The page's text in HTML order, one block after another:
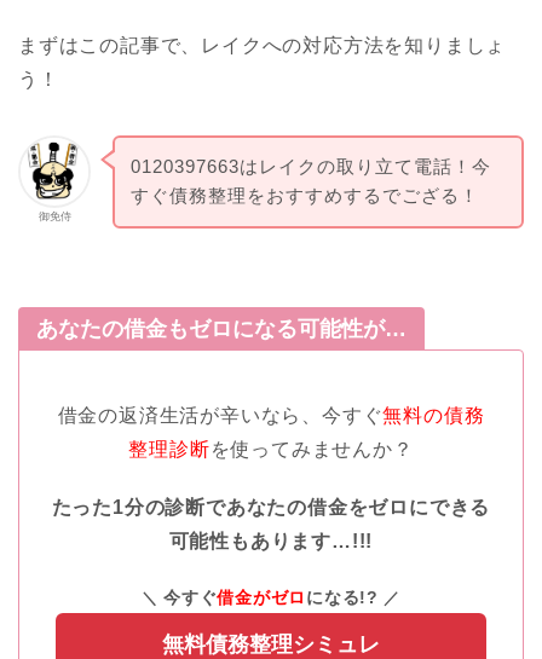
まずはこの記事で、レイクへの対応方法を知りましょ
う！
御免侍
0120397663はレイクの取り立て電話！今
すぐ債務整理をおすすめするでござる！
あなたの借金もゼロになる可能性が…
借金の返済生活が辛いなら、今すぐ無料の債務
整理診断を使ってみませんか？
たった1分の診断であなたの借金をゼロにできる
可能性もあります…!!!
今すぐ借金がゼロ になる!?
無料債務整理シミュレ